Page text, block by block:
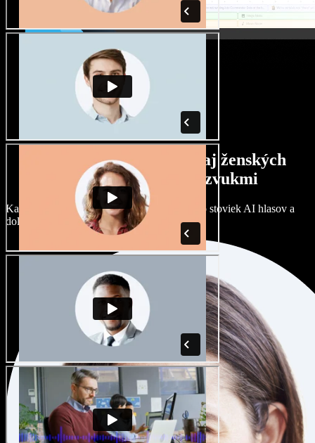
Široký výber mužských aj ženských
hlasov s rôznymi prízvukmi
Každý projekt môže znieť inak. Vyberte si zo stoviek AI hlasov a
dolaďte si ich podľa seba.